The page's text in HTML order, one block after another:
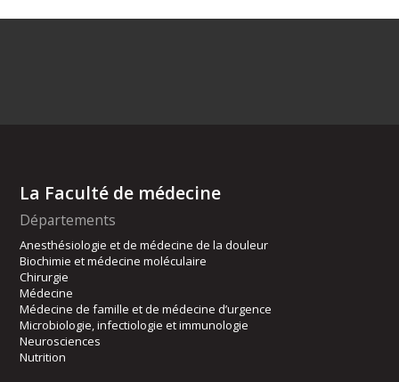
La Faculté de médecine
Départements
Anesthésiologie et de médecine de la douleur
Biochimie et médecine moléculaire
Chirurgie
Médecine
Médecine de famille et de médecine d’urgence
Microbiologie, infectiologie et immunologie
Neurosciences
Nutrition